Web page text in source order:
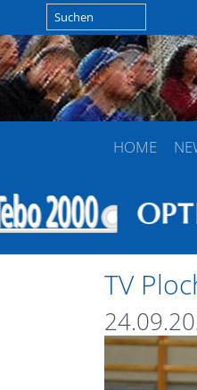
HOME
TV